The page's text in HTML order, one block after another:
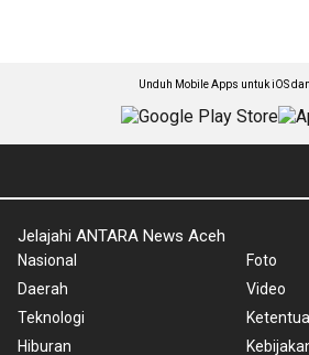
Unduh Mobile Apps untuk iOS
Jelajahi ANTARA News Aceh
Nasional
Daerah
Teknologi
Hiburan
Foto
Video